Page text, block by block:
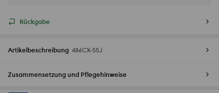
Rückgabe
Artikelbeschreibung 486CX-55J
Zusammensetzung und Pflegehinweise